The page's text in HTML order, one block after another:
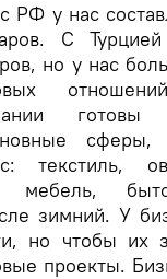
РФ у нас
С
но у нас
готовы
сферы,
текстиль,
мебель,
зимний. У
но чтобы их
проекты.